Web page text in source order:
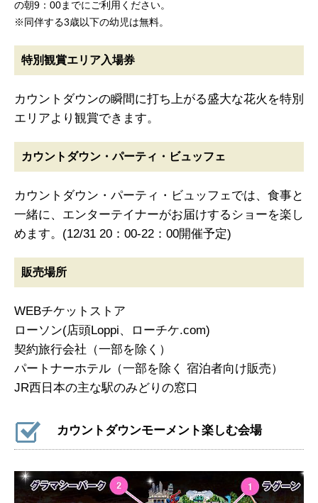
の朝9：00までにご利用ください。
※同伴する3歳以下の幼児は無料。
特別観賞エリア入場券
カウントダウンの瞬間に打ち上がる盛大な花火を特別
エリアより観賞できます。
カウントダウン・パーティ・ビュッフェ
カウントダウン・パーティ・ビュッフェでは、食事と
一緒に、エンターテイナーがお届けするショーを楽し
めます。(12/31 20：00-22：00開催予定)
販売場所
WEBチケットストア
ローソン(店頭Loppi、ローチケ.com)
契約旅行会社（一部を除く）
パートナーホテル（一部を除く 宿泊者向け販売）
JR西日本の主な駅のみどりの窓口
カウントダウンモーメント楽しむ会場